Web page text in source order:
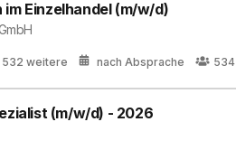
Einzelhandel (m/w/d)
532 weitere nach Absprache 534
(m/w/d) - 2026